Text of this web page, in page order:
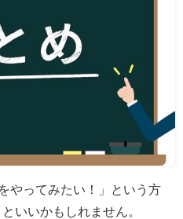
やってみたい！」という方
いいかもしれません。